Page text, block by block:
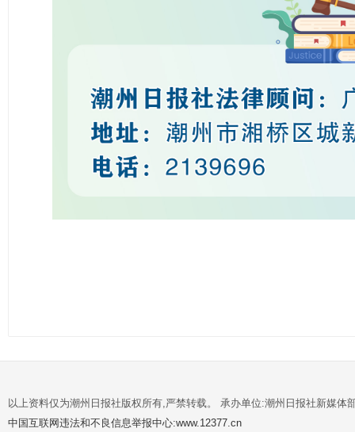
以上资料仅为潮州日报社版权所有,严禁转载。 承办单位:潮州日报社新媒体
中国互联网违法和不良信息举报中心:www.12377.cn